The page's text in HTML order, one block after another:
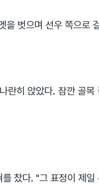
을 벗으며 선우 쪽으로
란히 앉았다. 잠깐 골목
찼다. "그 표정이 제일